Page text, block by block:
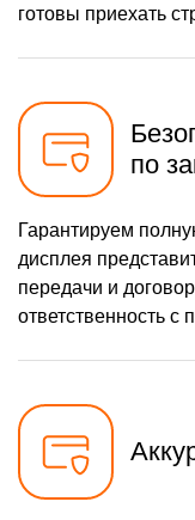
готовы приехать
по
Гарантируем
дисплея
передачи и
ответственность с